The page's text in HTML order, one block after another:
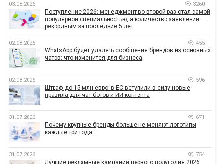
03.08.2026 3260
Поступление-2026: менеджмент во второй раз стал самой
популярной специальностью, а количество заявлений —
рекордным за последние 5 лет
02.08.2026 455
WhatsApp будет удалять сообщения брендов из основных
чатов: что изменится для бизнеса
02.08.2026 596
Штраф до 15 млн евро: в ЕС вступили в силу новые
правила для чат-ботов и ИИ-контента
31.07.2026 671
Почему крупные бренды больше не меняют логотипы
каждые три года
31.07.2026 754
Лучшие рекламные кампании первого полугодия 2026